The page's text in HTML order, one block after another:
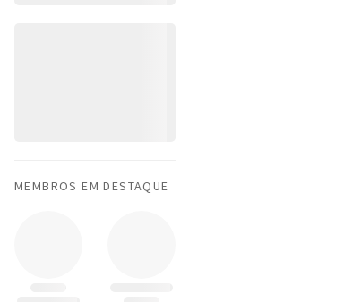
MEMBROS EM DESTAQUE